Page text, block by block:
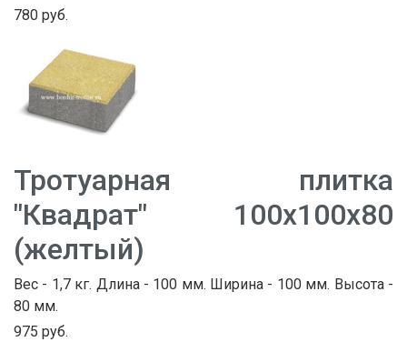
780 руб.
Тротуарная плитка
"Квадрат" 100х100х80
(желтый)
Вес - 1,7 кг. Длина - 100 мм. Ширина - 100 мм. Высота -
80 мм.
975 руб.